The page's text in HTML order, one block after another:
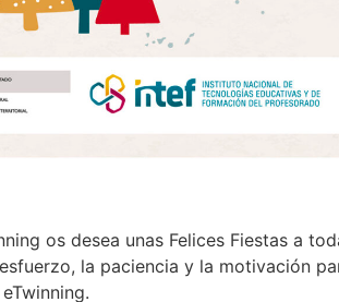
os desea unas Felices Fiestas a
la paciencia y la motivación